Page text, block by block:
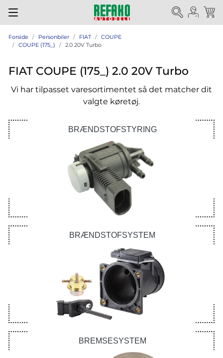
Forside Personbiler FIAT
COUPE
COUPE (175_)
2.0 20V Turbo
FIAT COUPE (175_) 2.0 20V Turbo
Vi har tilpasset varesortimentet så det matcher dit
valgte køretøj.
BRÆNDSTOFSTYRING
BRÆNDSTOFSYSTEM
BREMSESYSTEM